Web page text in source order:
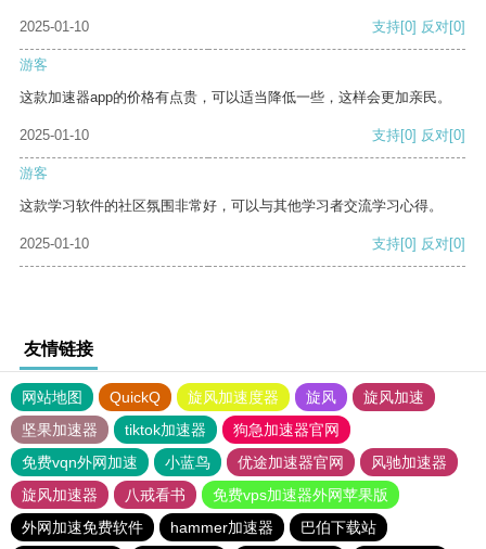
2025-01-10 支持[0] 反对[0]
游客
这款加速器app的价格有点贵，可以适当降低一些，这样会更加亲民。
2025-01-10 支持[0] 反对[0]
游客
这款学习软件的社区氛围非常好，可以与其他学习者交流学习心得。
2025-01-10 支持[0] 反对[0]
友情链接
网站地图 QuickQ 旋风加速度器 旋风
旋风加速
坚果加速器
tiktok加速器
狗急加速器官网
免费vqn外网加速
小蓝鸟 优途加速器官网
风驰加速器
旋风加速器
八戒看书
免费vps加速器外网苹果版
外网加速免费软件
hammer加速器 巴伯下载站